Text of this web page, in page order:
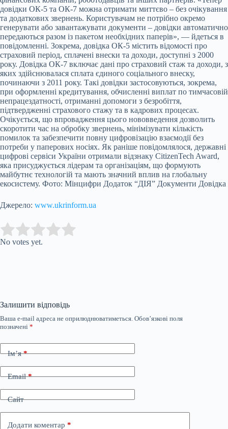
довідки ОК-5 та ОК-7 можна отримати миттєво – без очікування
та додаткових звернень. Користувачам не потрібно окремо
генерувати або завантажувати документи – довідки автоматично
передаються разом із пакетом необхідних паперів», — йдеться в
повідомленні. Зокрема, довідка ОК-5 містить відомості про
страховий період, сплачені внески та доходи, доступні з 2000
року. Довідка ОК-7 включає дані про страховий стаж та доходи, з
яких здійснювалася сплата єдиного соціального внеску,
починаючи з 2011 року. Такі довідки застосовуються, зокрема,
при оформленні кредитування, обчисленні виплат по тимчасовій
непрацездатності, отриманні допомоги з безробіття,
підтвердженні страхового стажу та в кадрових процесах.
Очікується, що впровадження цього нововведення дозволить
скоротити час на обробку звернень, мінімізувати кількість
помилок та забезпечити повну цифровізацію взаємодії без
потреби у паперових носіях. Як раніше повідомлялося, державні
цифрові сервіси України отримали відзнаку CitizenTech Award,
яка присуджується лідерам та організаціям, що формують
майбутнє технологій та мають значний вплив на глобальну
екосистему. Фото: Мінцифри Додаток “ДІЯ” Документи Довідка
Джерело: www.ukrinform.ua
Rate this item:
No votes yet.
Залишити відповідь
Ваша e-mail адреса не оприлюднюватиметься. Обов’язкові поля
позначені *
Ім’я*
Email*
Сайт
Додати коментар *